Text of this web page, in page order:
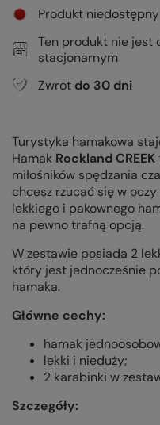
Produkt niedostępny
Ten produkt nie jest
stacjonarnym
Zwrot do 30 dni
Turystyka hamakowa
Hamak Rockland CREEK
miłośników spędzania
chcesz rzucać się w
lekkiego i pakownego
na pewno trafną opcją.
W zestawie posiada 2
który jest jednocześnie
hamaka.
Główne cechy:
hamak
lekki i nieduży;
2 karabinki w
Szczegóły: